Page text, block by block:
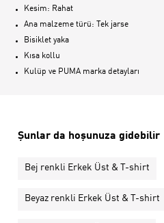
Kesim: Rahat
Ana malzeme türü: Tek jarse
Bisiklet yaka
Kısa kollu
Kulüp ve PUMA marka detayları
Şunlar da hoşunuza gidebilir
Bej renkli Erkek Üst & T-shirt
Beyaz renkli Erkek Üst & T-shirt